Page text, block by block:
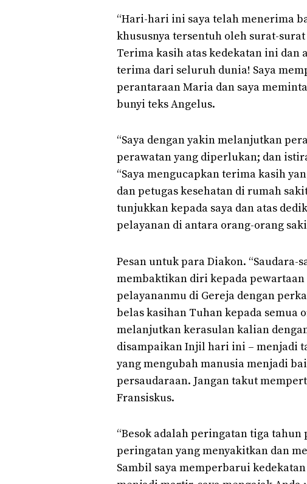
“Hari-hari ini saya telah menerima
khususnya tersentuh oleh surat-
Terima kasih atas kedekatan ini dan
terima dari seluruh dunia! Saya
perantaraan Maria dan saya
bunyi teks Angelus.
“Saya dengan yakin melanjutkan
perawatan yang diperlukan; dan
“Saya mengucapkan terima kasih
dan petugas kesehatan di rumah
tunjukkan kepada saya dan atas
pelayanan di antara orang-orang
Pesan untuk para Diakon.
membaktikan diri kepada pewartaan
pelayananmu di Gereja dengan
belas kasihan Tuhan kepada semua
melanjutkan kerasulan kalian
disampaikan Injil hari ini – menjadi
yang mengubah manusia menjadi
persaudaraan. Jangan takut
Fransiskus.
“Besok adalah peringatan tiga
peringatan yang menyakitkan dan
Sambil saya memperbarui